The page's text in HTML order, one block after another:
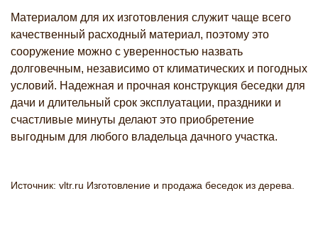
Материалом для их изготовления служит чаще всего
качественный расходный материал, поэтому это
сооружение можно с уверенностью назвать
долговечным, независимо от климатических и погодных
условий. Надежная и прочная конструкция беседки для
дачи и длительный срок эксплуатации, праздники и
счастливые минуты делают это приобретение
выгодным для любого владельца дачного участка.
Источник: vltr.ru Изготовление и продажа беседок из дерева.